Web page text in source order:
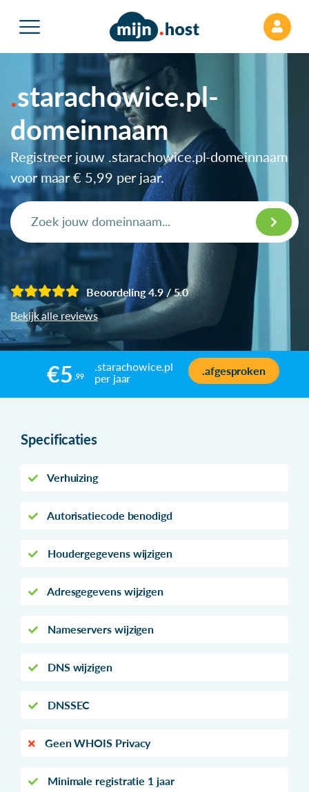
starachowice.pl-
domeinnaam
Registreer jouw .starachowice.pl-domeinnaam
voor maar€ 5,99 per jaar.
Beoordeling 4.9 / 5.0
Bekijk alle reviews
€5 ,99
.starachowice.pl
per jaar
.afgesproken
Specificaties
Verhuizing
Autorisatiecode benodigd
Houdergegevens wijzigen
Adresgegevens wijzigen
Nameservers wijzigen
DNS wijzigen
DNSSEC
Geen WHOIS Privacy
Minimale registratie 1 jaar